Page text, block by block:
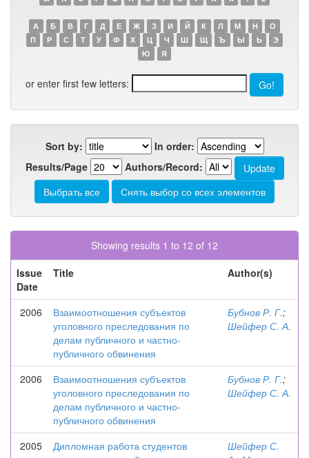
А Б В Г Д Е Ж З И Й К Л М Н
О
П
Р С Т У Ф Х Ц Ч Ш Щ Ъ Ы Ь
Э
Ю
Я
or enter first few letters:
Sort by:
In order:
Results/Page
Authors/Record:
Showing results 1 to 12 of 12
Issue
Date
Title Author(s)
2006
Взаимоотношения субъектов
уголовного преследования по
делам публичного и частно-
публичного обвинения
Бубнов Р. Г.;
Шейфер С. А.
2006
Взаимоотношения субъектов
уголовного преследования по
делам публичного и частно-
публичного обвинения
Бубнов Р. Г.;
Шейфер С. А.
2005
Дипломная работа студентов
Шейфер С.